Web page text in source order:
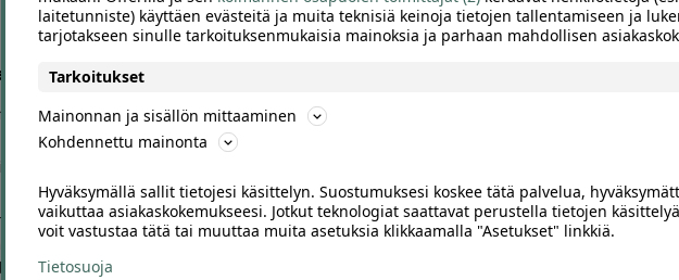
| Helsinki, Hakaniemi
tai ripsihuolto 35 € (arvo 59 €)
tai ripsihuolto 50 € (arvo 71 €)
ripsienpidennyksillä! Klassiset ripsienpidennykset ovat oikea valinta henkilölle,
lisäpituutta säilyttäen samalla luonnollisen ilmeen. Volyymiripsillä saavutetaan taas
sopivat muun muassa niille, jotka haluavat täydentää harvempaa ripsiriviä.
laitetunniste) käyttäen evästeitä ja muita teknisiä keinoja tietojen tallentamiseen ja
tarjotakseen sinulle tarkoituksenmukaisia mainoksia ja parhaan mahdollisen
Tarkoitukset
Mainonnan ja sisällön mittaaminen
Kohdennettu mainonta
Hyväksymällä sallit tietojesi käsittelyn. Suostumuksesi koskee tätä palvelua,
vaikuttaa asiakaskokemukseesi. Jotkut teknologiat saattavat perustella tietojen
voit vastustaa tätä tai muuttaa muita asetuksia klikkaamalla "Asetukset" linkkiä.
Tietosuoja